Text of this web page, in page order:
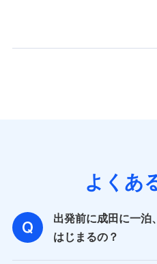
よくあ
出発前に成田に一泊
はじまるの？